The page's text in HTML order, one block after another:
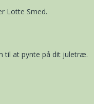
Lotte Smed.
til at pynte på dit juletræ.